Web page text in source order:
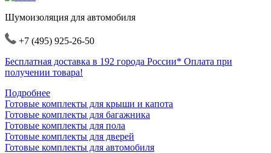
Шумоизоляция для автомобиля
+7 (495) 925-26-50
Бесплатная доставка в 192 города России* Оплата при
получении товара!
Подробнее
Готовые комплекты для крыши и капота
Готовые комплекты для багажника
Готовые комплекты для пола
Готовые комплекты для дверей
Готовые комплекты для автомобиля